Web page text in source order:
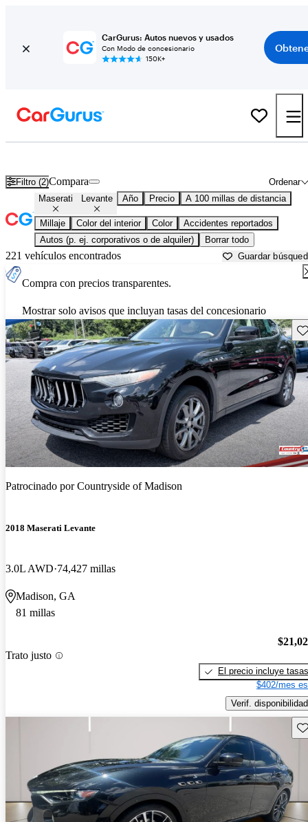
CarGurus: Autos nuevos y usados
Con Modo de concesionario
150K+
Filtro (2) Ordenar
Compara
Maserati Levante Año Precio A 100 millas de distancia
Millaje Color del interior Color
Accidentes reportados
Autos (p. ej. corporativos o de alquiler)
Borrar todo
221 vehículos encontrados Guardar
Compra con precios transparentes.
Mostrar solo avisos que incluyan tasas del concesionario
Patrocinado porCountryside of Madison
2018 Maserati Levante
3.0L AWD 74,427 millas
Madison, GA
81 millas
Trato justo
El precio incluye tasas
$402/mes
Verif. disponibilidad